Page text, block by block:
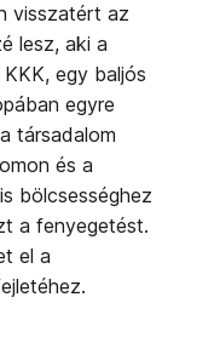
visszatért az
lesz, aki a
egy baljós
egyre
társadalom
és a
bölcsességhez
a fenyegetést.
el a